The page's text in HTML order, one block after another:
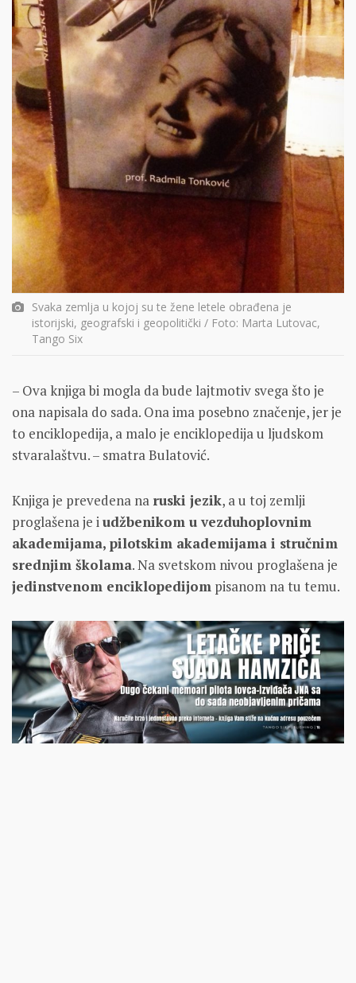
Svaka zemlja u kojoj su te žene letele obrađena je
istorijski, geografski i geopolitički / Foto: Marta Lutovac,
Tango Six
– Ova knjiga bi mogla da bude lajtmotiv svega što je
ona napisala do sada. Ona ima posebno značenje, jer je
to enciklopedija, a malo je enciklopedija u ljudskom
stvaralaštvu. – smatra Bulatović.
Knjiga je prevedena na ruski jezik, a u toj zemlji
proglašena je iudžbenikom u vezduhoplovnim
akademijama, pilotskim akademijama i stručnim
srednjim školama. Na svetskom nivou proglašena je
jedinstvenom enciklopedijom pisanom na tu temu.